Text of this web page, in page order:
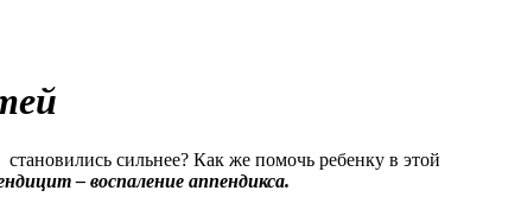
сильнее? Как же помочь ребенку в этой
– воспаление аппендикса.